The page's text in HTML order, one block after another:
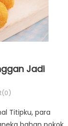
Jadi
Titipku, para